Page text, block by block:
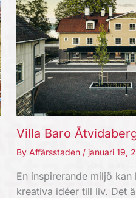
Villa Baro
By Affärsstaden / januari 19,
En inspirerande miljö
kreativa idéer till liv. Det